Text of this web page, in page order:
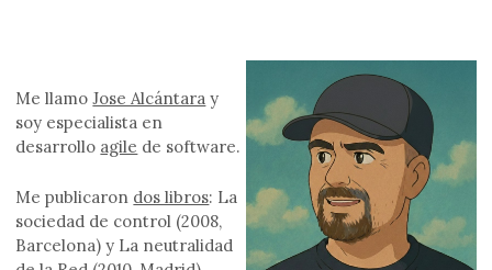
Me llamoJose Alcántara y
soy especialista en
desarrollo agile de software.
Me publicaron dos libros: La
sociedad de control (2008,
Barcelona) y La neutralidad